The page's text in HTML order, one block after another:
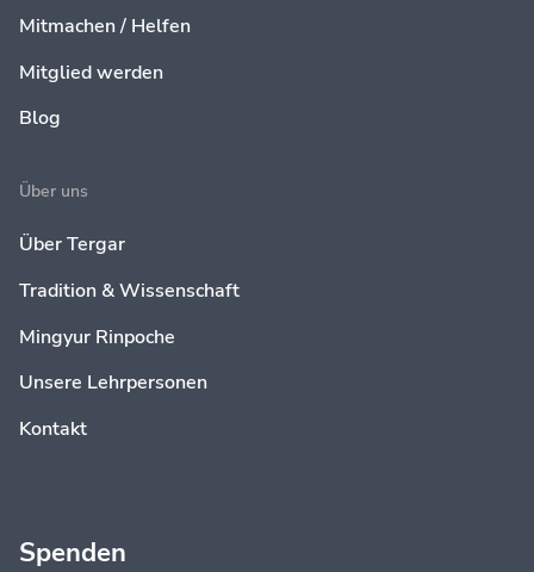
Mitmachen / Helfen
Mitglied werden
Blog
Über uns
Über Tergar
Tradition & Wissenschaft
Mingyur Rinpoche
Unsere Lehrpersonen
Kontakt
Spenden